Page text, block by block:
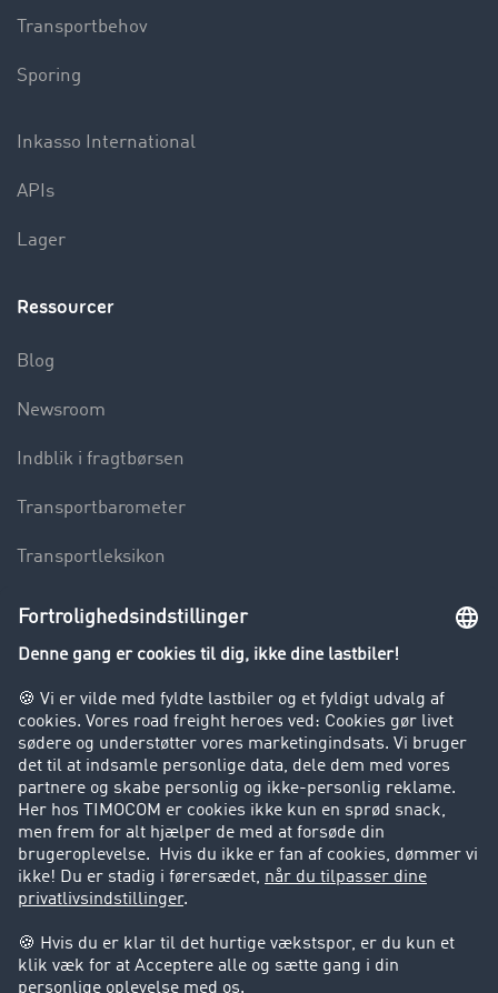
Transportbehov
Sporing
Inkasso International
APIs
Lager
Ressourcer
Blog
Newsroom
Indblik i fragtbørsen
Transportbarometer
Transportleksikon
Lastbilkørsel forbudt
Kunder hverver kunder
Success Stories
Support
Support
Juridiske forhold
Kolofon